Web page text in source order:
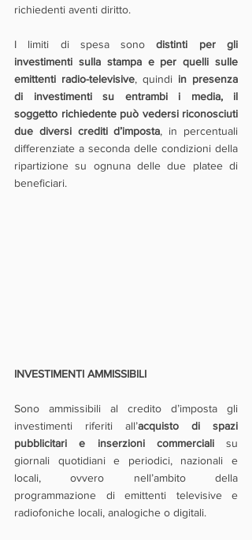
richiedenti aventi diritto.
I limiti di spesa sono distinti per gli
investimenti sulla stampa e per quelli sulle
emittenti radio-televisive, quindi in presenza
di investimenti su entrambi i media, il
soggetto richiedente può vedersi riconosciuti
due diversi crediti d’imposta, in percentuali
differenziate a seconda delle condizioni della
ripartizione su ognuna delle due platee di
beneficiari.
INVESTIMENTI AMMISSIBILI
Sono ammissibili al credito d’imposta gli
investimenti riferiti all’acquisto di spazi
pubblicitari e inserzioni commerciali su
giornali quotidiani e periodici, nazionali e
locali, ovvero nell’ambito della
programmazione di emittenti televisive e
radiofoniche locali, analogiche o digitali.